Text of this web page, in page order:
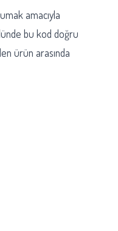
amacıyla
bu kod doğru
ürün arasında